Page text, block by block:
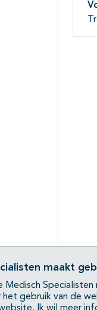
maakt
gebruik van de